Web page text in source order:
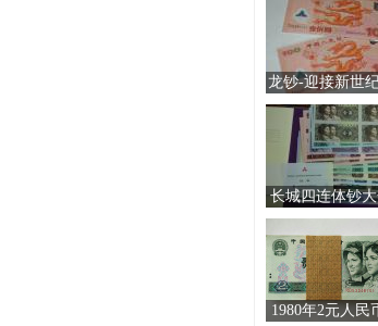
龙钞-迎接新世
长城四连体钞
1980年2元人民